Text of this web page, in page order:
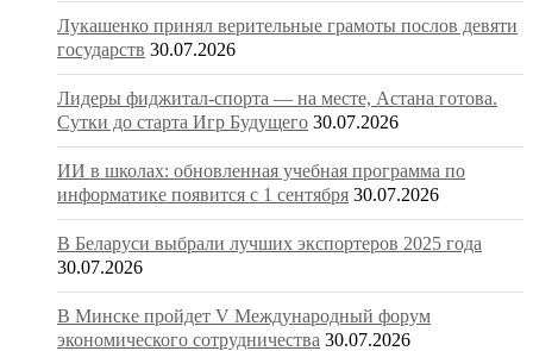
Лукашенко принял верительные грамоты послов девяти
государств 30.07.2026
Лидеры фиджитал-спорта — на месте, Астана готова.
Сутки до старта Игр Будущего 30.07.2026
ИИ в школах: обновленная учебная программа по
информатике появится с 1 сентября 30.07.2026
В Беларуси выбрали лучших экспортеров 2025 года
30.07.2026
В Минске пройдет V Международный форум
экономического сотрудничества 30.07.2026